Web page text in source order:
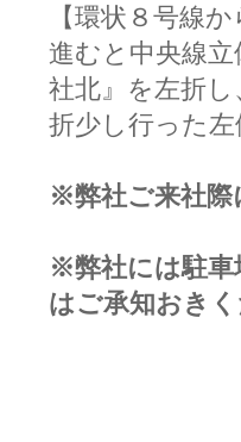
【環状８号線
進むと中央線
社北』を左折
折少し行った
※弊社ご来社際
※弊社には駐車
はご承知おきく